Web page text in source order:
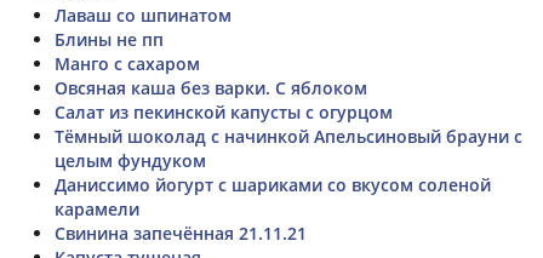
Лаваш со шпинатом
Блины не пп
Манго с сахаром
Овсяная каша без варки. С яблоком
Салат из пекинской капусты с огурцом
Тёмный шоколад с начинкой Апельсиновый брауни с
целым фундуком
Даниссимо йогурт с шариками со вкусом соленой
карамели
Свинина запечённая 21.11.21